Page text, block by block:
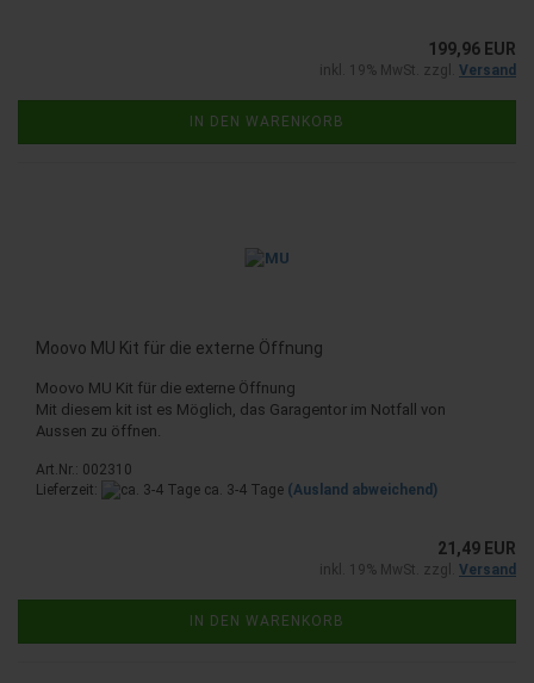
199,96 EUR
inkl. 19% MwSt. zzgl. Versand
IN DEN WARENKORB
Moovo MU Kit für die externe Öffnung
Moovo MU Kit für die externe Öffnung
Mit diesem kit ist es Möglich, das Garagentor im Notfall von
Aussen zu öffnen.
Art.Nr.: 002310
Lieferzeit:
ca. 3-4 Tage (Ausland abweichend)
21,49 EUR
inkl. 19% MwSt. zzgl. Versand
IN DEN WARENKORB